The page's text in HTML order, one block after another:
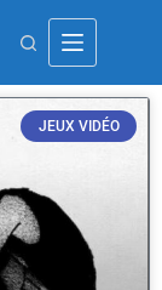
JEUX VIDÉO